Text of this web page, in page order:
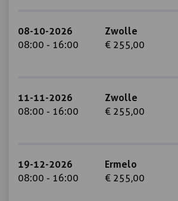
08-10-2026
08:00 - 16:00
Zwolle
€ 255,00
11-11-2026
08:00 - 16:00
Zwolle
€ 255,00
19-12-2026
08:00 - 16:00
Ermelo
€ 255,00